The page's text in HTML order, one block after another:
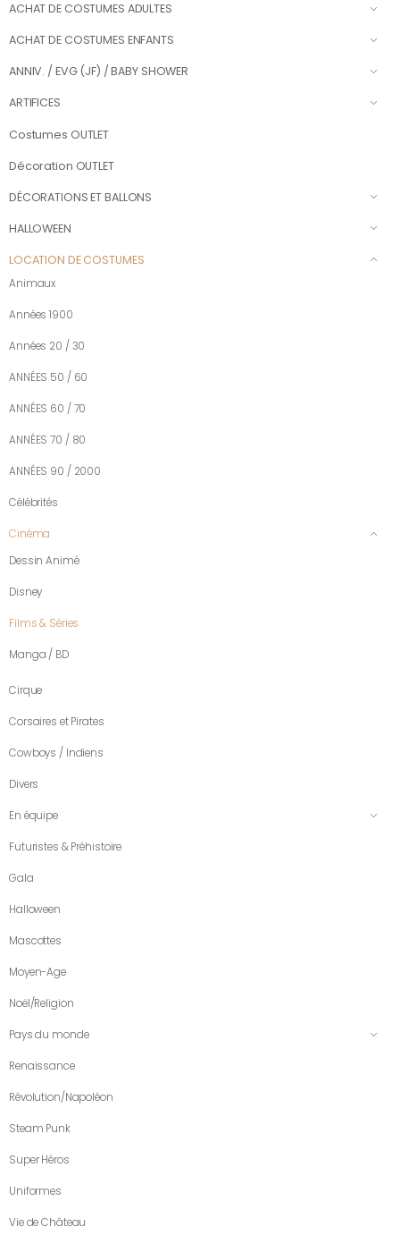
ACHAT DE COSTUMES ADULTES
ACHAT DE COSTUMES ENFANTS
ANNIV. / EVG (JF) / BABY SHOWER
ARTIFICES
Costumes OUTLET
Décoration OUTLET
DÉCORATIONS ET BALLONS
HALLOWEEN
LOCATION DE COSTUMES
Animaux
Années 1900
Années 20 / 30
ANNÉES 50 / 60
ANNÉES 60 / 70
ANNÉES 70 / 80
ANNÉES 90 / 2000
Célébrités
Cinéma
Dessin Animé
Disney
Films & Séries
Manga / BD
Cirque
Corsaires et Pirates
Cowboys / Indiens
Divers
En équipe
Futuristes & Préhistoire
Gala
Halloween
Mascottes
Moyen-Age
Noël/Religion
Pays du monde
Renaissance
Révolution/Napoléon
Steam Punk
Super Héros
Uniformes
Vie de Château